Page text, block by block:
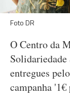
Foto DR
O Centro da
entregues
campanha